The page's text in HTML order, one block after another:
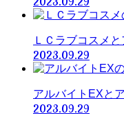
ＬＣラブコスメ
2023.09.29
アルバイトEXと
2023.09.29